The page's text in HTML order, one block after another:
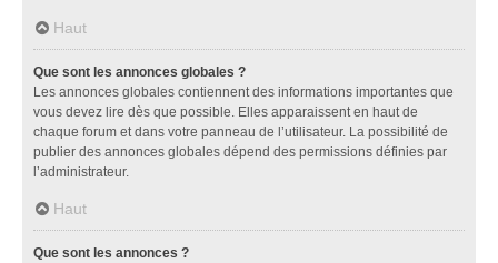
Haut
Que sont les annonces globales ?
Les annonces globales contiennent des informations importantes que
vous devez lire dès que possible. Elles apparaissent en haut de
chaque forum et dans votre panneau de l’utilisateur. La possibilité de
publier des annonces globales dépend des permissions définies par
l’administrateur.
Haut
Que sont les annonces ?